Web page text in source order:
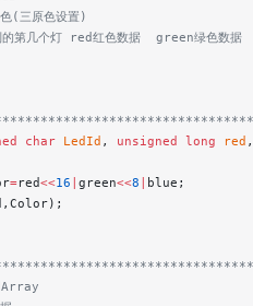
(三原色设置)
第几个灯 red红色数据  green绿色数据
char LedId , unsigned long red
=red<<16 | green<<8 | blue;